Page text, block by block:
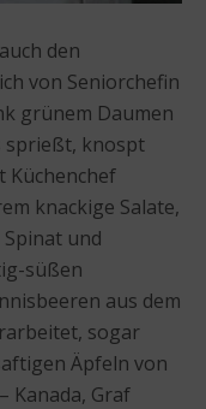
den
von Seniorchefin
grünem Daumen
sprießt, knospt
Küchenchef
knackige Salate,
und
süßen
aus dem
sogar
Äpfeln von
Kanada, Graf